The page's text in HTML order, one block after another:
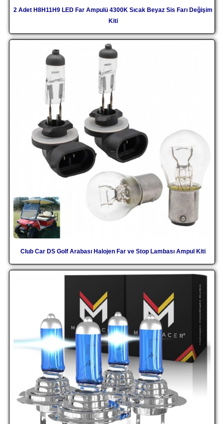
2 Adet H8H11H9 LED Far Ampulü 4300K Sıcak Beyaz Sis Farı Değişim
Kiti
Club Car DS Golf Arabası Halojen Far ve Stop Lambası Ampul Kiti